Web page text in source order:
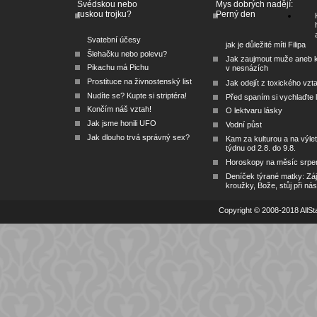
Švédskou nebo
ruskou trojku?
Svatební účesy
Šlehačku nebo polevu?
Pikachu má Pichu
Prostituce na živnostenský list
Nudíte se? Kupte si striptéra!
Končím náš vztah!
Jak jsme honili UFO
Jak dlouho trvá správný sex?
Mys dobrých nadějí:
Perný den
jak je důležité míti Filipa
Jak zaujmout muže aneb
v nesnázích
Jak odejít z toxického
Před spaním si vychlaďte
O lektvaru lásky
Vodní půst
Kam za kulturou a na
týdnu od 2.8. do 9.8.
Horoskopy na měsíc
Deníček týrané matky:
kroužky, Bože, stůj při nás
Copyright © 2008-2018